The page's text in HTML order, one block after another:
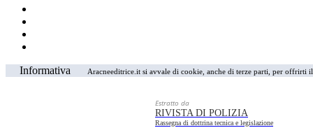
Informativa Aracneeditrice.it si avvale di cookie, anche di terze parti, per
Estratto da
RIVISTA DI POLIZIA
Rassegna di dottrina tecnica e legislazione